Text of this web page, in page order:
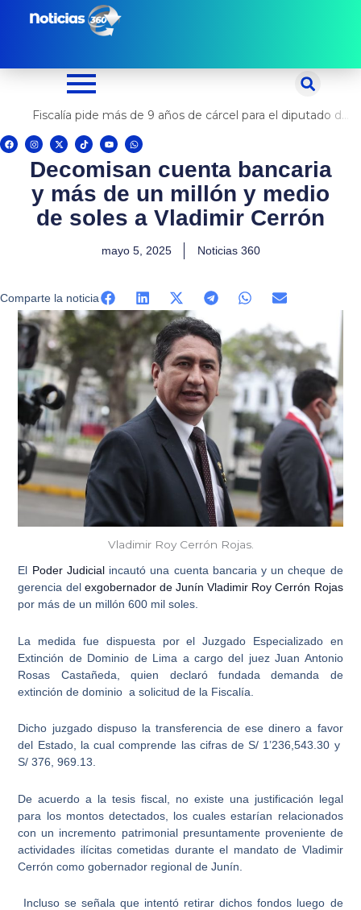
Fiscalía pide más de 9 años de cárcel para el diputado de oposición Harvey Colchado
F
a
c
I
n
s
t
a
r
a
m
X
-
t
w
i
t
e
T
i
k
t
o
Y
o
u
t
u
b
e
W
h
a
t
s
p
p
Decomisan cuenta bancaria
y más de un millón y medio
de soles a Vladimir Cerrón
mayo 5, 2025 Noticias 360
Comparte la noticia
Vladimir Roy Cerrón Rojas.
El Poder Judicialincautó una cuenta bancaria y un cheque de
gerencia del exgobernador de Junín Vladimir Roy Cerrón Rojas
por más de un millón 600 mil soles.
La medida fue dispuesta por el Juzgado Especializado en
Extinción de Dominio de Lima a cargo del juezJuan Antonio
Rosas Castañeda,quien declaró fundada demanda de
extinción de dominio a solicitud de la Fiscalía.
Dicho juzgado dispuso la transferencia de ese dinero a favor
del Estado, la cual comprende las cifras de S/ 1’236,543.30 y
S/ 376, 969.13.
De acuerdo a la tesis fiscal, no existe una justificación legal
para los montos detectados,
los cuales estarían relacionados
con un incremento patrimonial presuntamente proveniente de
actividades ilícitas cometidas durante el mandato de Vladimir
Cerrón como gobernador regional de Junín.
Incluso se señala que intentó retirar dichos fondos luego de